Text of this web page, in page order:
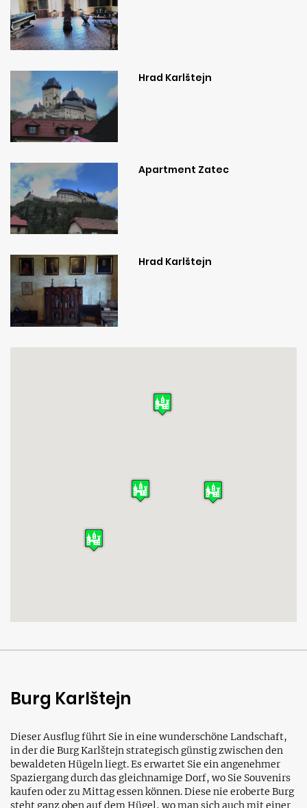
Hrad Karlštejn
Apartment Zatec
Hrad Karlštejn
Burg Karlštejn
Dieser Ausflug führt Sie in eine wunderschöne Landschaft,
in der die Burg Karlštejn strategisch günstig zwischen den
bewaldeten Hügeln liegt. Es erwartet Sie ein angenehmer
Spaziergang durch das gleichnamige Dorf, wo Sie Souvenirs
kaufen oder zu Mittag essen können. Diese nie eroberte Burg
steht ganz oben auf dem Hügel, wo man sich auch mit einer